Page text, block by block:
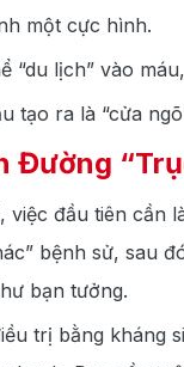
một cực hình.
“du lịch” vào
tạo ra là “cửa
Đường
việc đầu tiên
bệnh sử, sau
bạn tưởng.
trị bằng kháng